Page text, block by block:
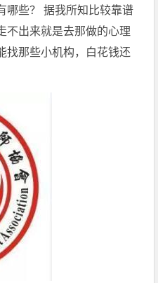
哪些？ 据我所知比较靠谱
不出来就是去那做的心理
找那些小机构，白花钱还